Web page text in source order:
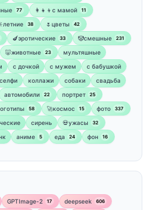
77 👩‍👧‍👦с мамой 11
38 🌷цветы 42
🍆эротические 33 🤡смешные 231
🐷животные 23
мультяшные
с дочкой с мужем
с бабушкой
селфи коллажи собаки
свадьба
автомобили 22 портрет 25
58 🚀космос 15 фото 337
сирень 💀ужасы 32
аниме 5 еда 24 фон 16
GPTImage-2 17 deepseek 606